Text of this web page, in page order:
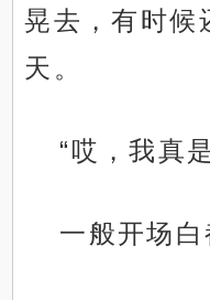
晃去，有时候
天。
“哎，我真
一般开场白